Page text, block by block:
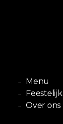
Menu
Feestelijk
Over ons